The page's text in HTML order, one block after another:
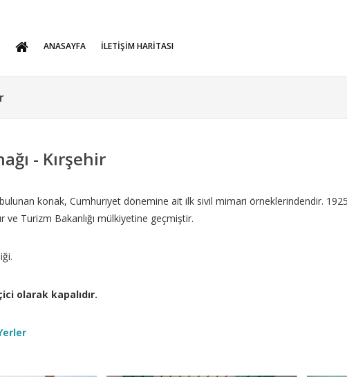
ANASAYFA İLETİŞİM HARİTASI
- Kırşehir
konak, Cumhuriyet dönemine ait ilk sivil mimari örneklerindendir. 1925
ve Turizm Bakanlığı mülkiyetine geçmiştir.
olarak kapalıdır.